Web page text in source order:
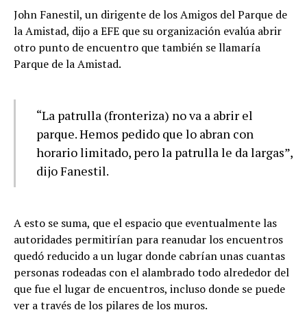
John Fanestil, un dirigente de los Amigos del Parque de
la Amistad, dijo a EFE que su organización evalúa abrir
otro punto de encuentro que también se llamaría
Parque de la Amistad.
“La patrulla (fronteriza) no va a abrir el
parque. Hemos pedido que lo abran con
horario limitado, pero la patrulla le da largas”,
dijo Fanestil.
A esto se suma, que el espacio que eventualmente las
autoridades permitirían para reanudar los encuentros
quedó reducido a un lugar donde cabrían unas cuantas
personas rodeadas con el alambrado todo alrededor del
que fue el lugar de encuentros, incluso donde se puede
ver a través de los pilares de los muros.